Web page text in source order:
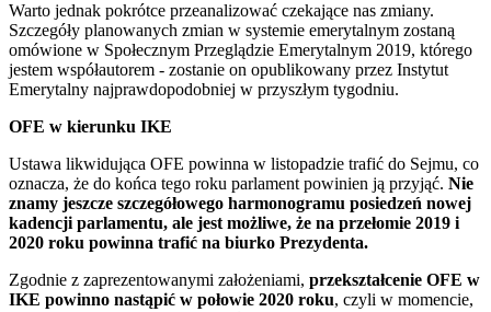
Warto jednak pokrótce przeanalizować czekające nas zmiany.
Szczegóły planowanych zmian w systemie emerytalnym zostaną
omówione w Społecznym Przeglądzie Emerytalnym 2019, którego
jestem współautorem - zostanie on opublikowany przez Instytut
Emerytalny najprawdopodobniej w przyszłym tygodniu.
OFE w kierunku IKE
Ustawa likwidująca OFE powinna w listopadzie trafić do Sejmu, co
oznacza, że do końca tego roku parlament powinien ją przyjąć. Nie
znamy jeszcze szczegółowego harmonogramu posiedzeń nowej
kadencji parlamentu, ale jest możliwe, że na przełomie 2019 i
2020 roku powinna trafić na biurko Prezydenta.
Zgodnie z zaprezentowanymi założeniami, przekształcenie OFE w
IKE powinno nastąpić w połowie 2020 roku, czyli w momencie,